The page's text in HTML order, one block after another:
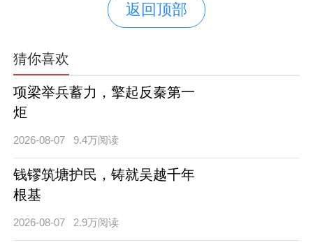
返回顶部
猜你喜欢
项梁举兵蓄力，擎起反秦第一
炬
2026-08-07 9.4万阅读
钱镠筑塘护民，铸就吴越千年
根基
2026-08-07 2.9万阅读